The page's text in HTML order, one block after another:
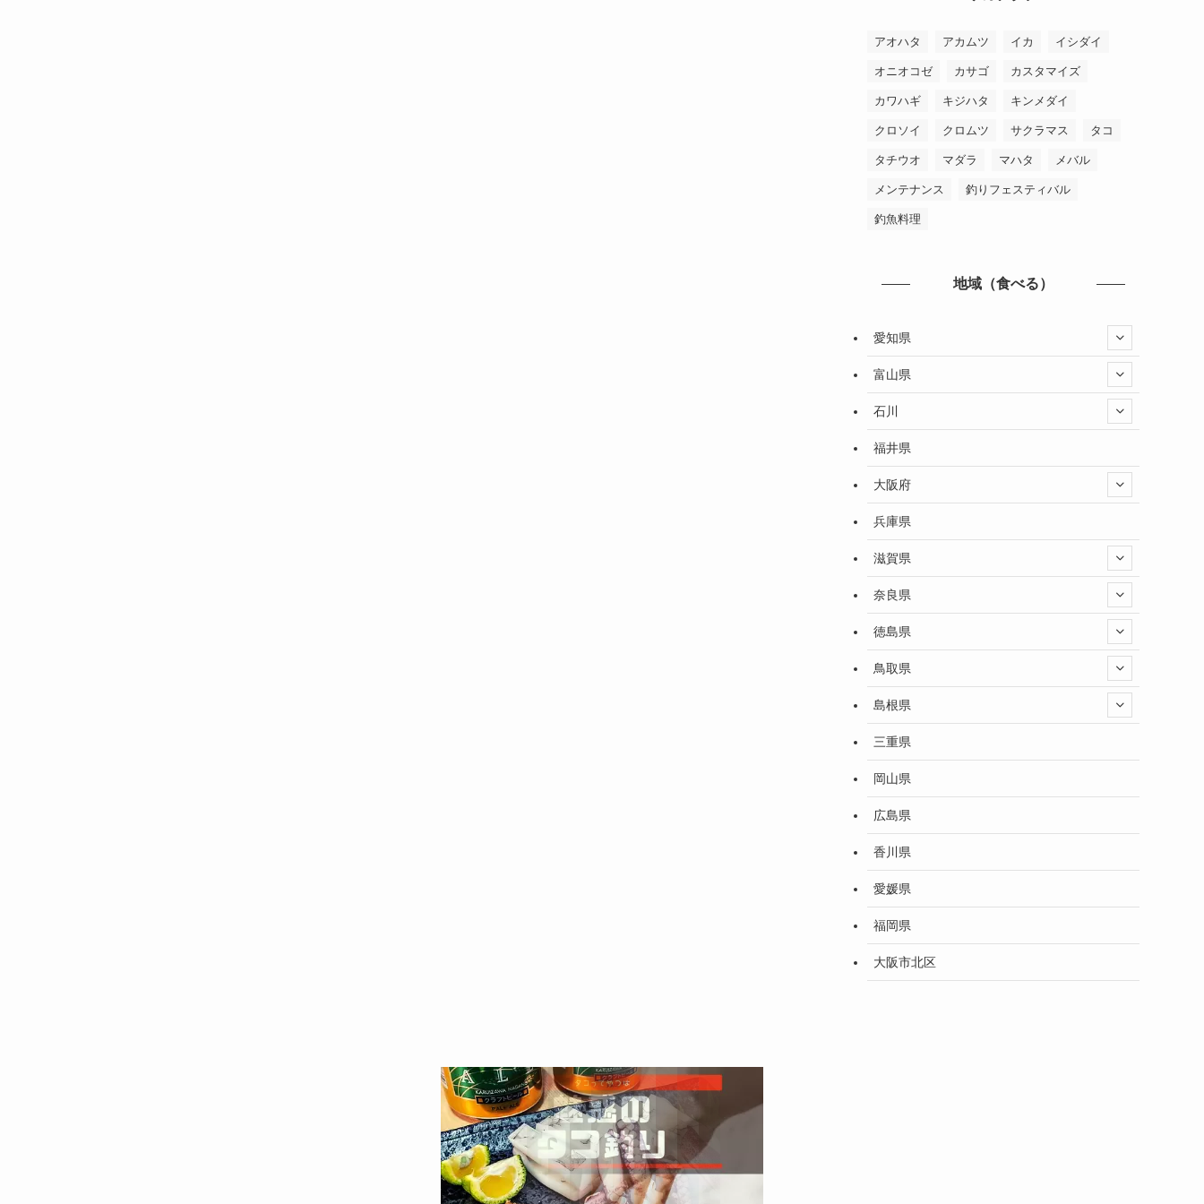
アオハタ アカムツ イカ イシダイ
オニオコゼ カサゴ カスタマイズ
カワハギ キジハタ キンメダイ
クロソイ クロムツ サクラマス タコ
タチウオ マダラ マハタ メバル
メンテナンス 釣りフェスティバル
釣魚料理
地域（食べる）
愛知県
富山県
石川
福井県
大阪府
兵庫県
滋賀県
奈良県
徳島県
鳥取県
島根県
三重県
岡山県
広島県
香川県
愛媛県
福岡県
大阪市北区